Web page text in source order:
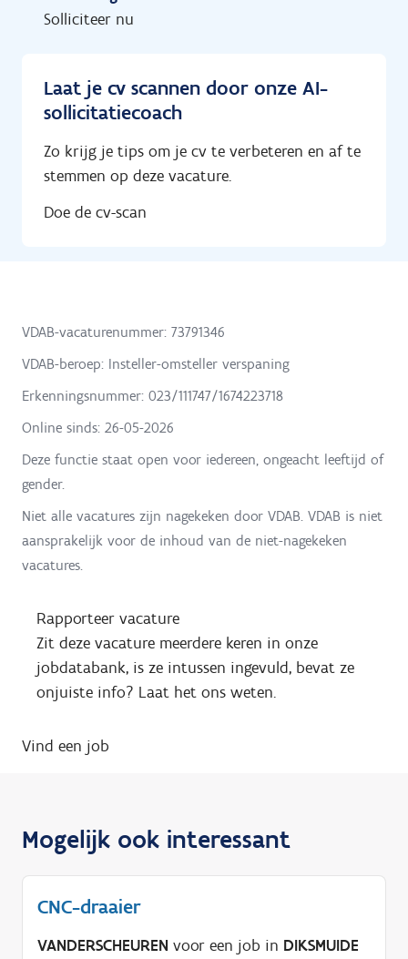
Solliciteer nu
Laat je cv scannen door onze AI-
sollicitatiecoach
Zo krijg je tips om je cv te verbeteren en af te
stemmen op deze vacature.
Doe de cv-scan
VDAB-vacaturenummer: 73791346
VDAB-beroep: Insteller-omsteller verspaning
Erkenningsnummer: 023/111747/1674223718
Online sinds: 26-05-2026
Deze functie staat open voor iedereen, ongeacht leeftijd of
gender.
Niet alle vacatures zijn nagekeken door VDAB. VDAB is niet
aansprakelijk voor de inhoud van de niet-nagekeken
vacatures.
Rapporteer vacature
Zit deze vacature meerdere keren in onze
jobdatabank, is ze intussen ingevuld, bevat ze
onjuiste info? Laat het ons weten.
Vind een job
Mogelijk ook interessant
CNC-draaier
VANDERSCHEUREN voor een job in DIKSMUIDE